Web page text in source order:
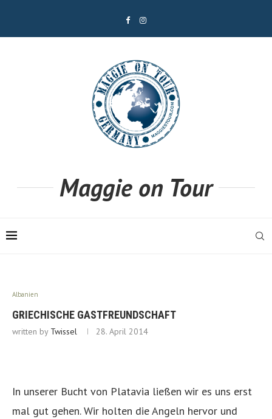
Maggie on Tour
Albanien
GRIECHISCHE GASTFREUNDSCHAFT
written by Twissel 28. April 2014
In unserer Bucht von Platavia ließen wir es uns erst
mal gut gehen. Wir holten die Angeln hervor und